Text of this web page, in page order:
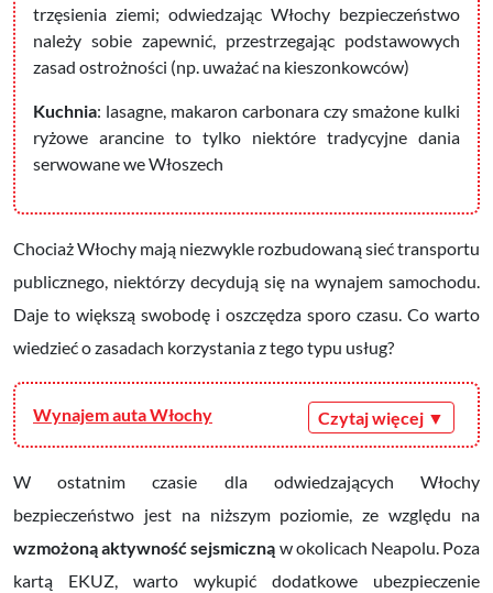
trzęsienia ziemi; odwiedzając Włochy bezpieczeństwo
należy sobie zapewnić, przestrzegając podstawowych
zasad ostrożności (np. uważać na kieszonkowców)
Kuchnia: lasagne, makaron carbonara czy smażone kulki
ryżowe arancine to tylko niektóre tradycyjne dania
serwowane we Włoszech
Chociaż Włochy mają niezwykle rozbudowaną sieć transportu
publicznego, niektórzy decydują się na wynajem samochodu.
Daje to większą swobodę i oszczędza sporo czasu. Co warto
wiedzieć o zasadach korzystania z tego typu usług?
Wynajem auta Włochy
W ostatnim czasie dla odwiedzających Włochy
bezpieczeństwo jest na niższym poziomie, ze względu na
wzmożoną aktywność sejsmiczną w okolicach Neapolu. Poza
kartą EKUZ, warto wykupić dodatkowe ubezpieczenie